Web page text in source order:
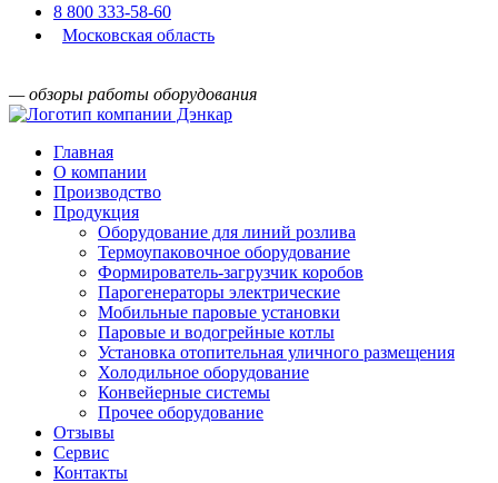
8 800 333-58-60
Московская область
— обзоры работы оборудования
Главная
О компании
Производство
Продукция
Оборудование для линий розлива
Термоупаковочное оборудование
Формирователь-загрузчик коробов
Парогенераторы электрические
Мобильные паровые установки
Паровые и водогрейные котлы
Установка отопительная уличного размещения
Холодильное оборудование
Конвейерные системы
Прочее оборудование
Отзывы
Сервис
Контакты